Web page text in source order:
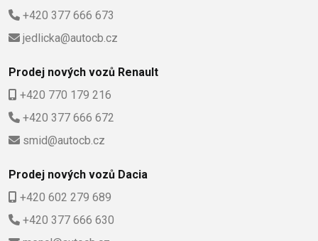
+420 377 666 673
jedlicka@autocb.cz
Prodej nových vozů Renault
+420 770 179 216
+420 377 666 672
smid@autocb.cz
Prodej nových vozů Dacia
+420 602 279 689
+420 377 666 630